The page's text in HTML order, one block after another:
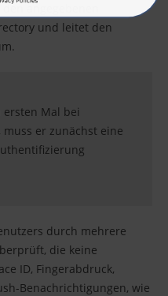
angegebenen
und leitet den
Mal bei
muss er zunächst eine
durch mehrere
die keine
ID, Fingerabdruck,
Benachrichtigungen, wie